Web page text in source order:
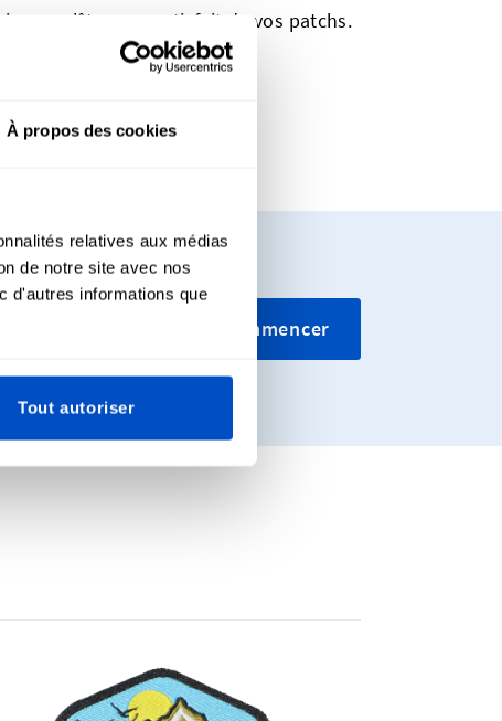
À propos des cookies
relatives aux médias
de notre site avec nos
d'autres informations que
Tout autoriser
vous n'êtes pas satisfait de vos patchs.
tissés
Commencer